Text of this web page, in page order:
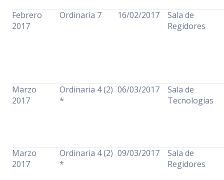
Febrero
2017
Ordinaria 7 16/02/2017
Sala de
Regidores
Marzo
2017
Ordinaria 4 (2)
*
06/03/2017
Sala de
Tecnologías
Marzo
2017
Ordinaria 4 (2)
*
09/03/2017
Sala de
Regidores